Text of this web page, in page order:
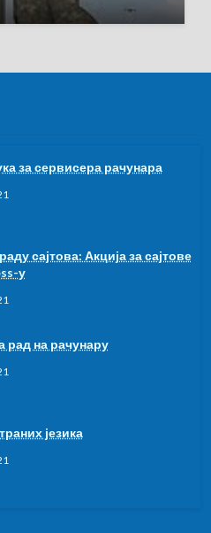
за сервисера рачунара
сајтова: Акција за сајтове
у
рад на рачунару
језика